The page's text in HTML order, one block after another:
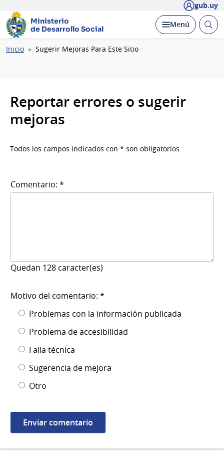
gub.uy
Ministerio
de Desarrollo Social
Desplegar
Menú Abrir
Ruta
Inicio Sugerir Mejoras Para Este Sitio
Reportar errores o sugerir
mejoras
Todos los campos indicados con * son obligatorios
Comentario: *
Quedan 128 caracter(es)
Motivo del comentario: *
Problemas con la información publicada
Problema de accesibilidad
Falla técnica
Sugerencia de mejora
Otro